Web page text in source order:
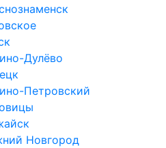
Дулёво
Петровский
Новгород